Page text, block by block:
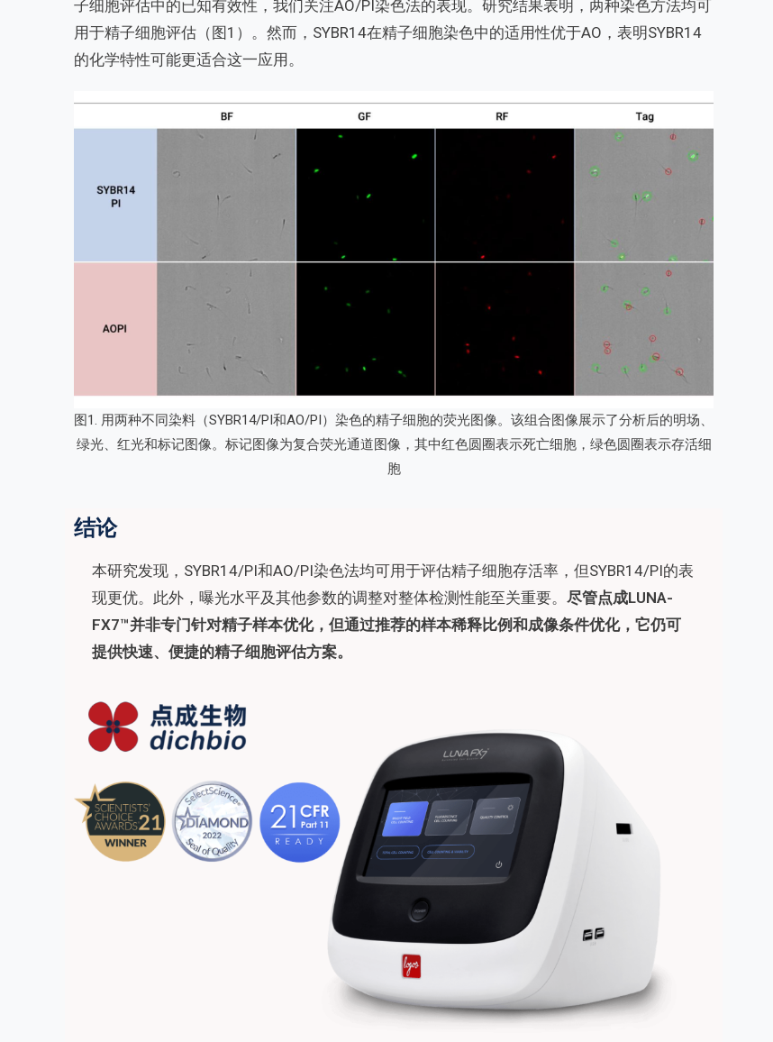
子细胞评估中的已知有效性，我们关注AO/PI染色法的表现。研究结果表明，两种染色方法均可
用于精子细胞评估（图1）。然而，SYBR14在精子细胞染色中的适用性优于AO，表明SYBR14
的化学特性可能更适合这一应用。
图1. 用两种不同染料（SYBR14/PI和AO/PI）染色的精子细胞的荧光图像。该组合图像展示了分析后的明场、
绿光、红光和标记图像。标记图像为复合荧光通道图像，其中红色圆圈表示死亡细胞，绿色圆圈表示存活细
胞
结论
本研究发现，SYBR14/PI和AO/PI染色法均可用于评估精子细胞存活率，但SYBR14/PI的表
现更优。此外，曝光水平及其他参数的调整对整体检测性能至关重要。 尽管点成LUNA-
FX7™并非专门针对精子样本优化，但通过推荐的样本稀释比例和成像条件优化，它仍可
提供快速、便捷的精子细胞评估方案。